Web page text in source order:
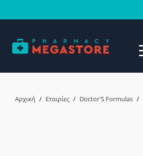
Αρχική / Εταιρίες / Doctor'S Formulas /